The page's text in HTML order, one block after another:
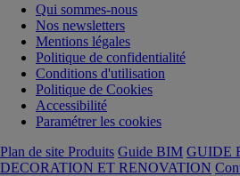
Qui sommes-nous
Nos newsletters
Mentions légales
Politique de confidentialité
Conditions d'utilisation
Politique de Cookies
Accessibilité
Paramétrer les cookies
Plan de site Produits Guide BIM GUIDE
DECORATION ET RENOVATION